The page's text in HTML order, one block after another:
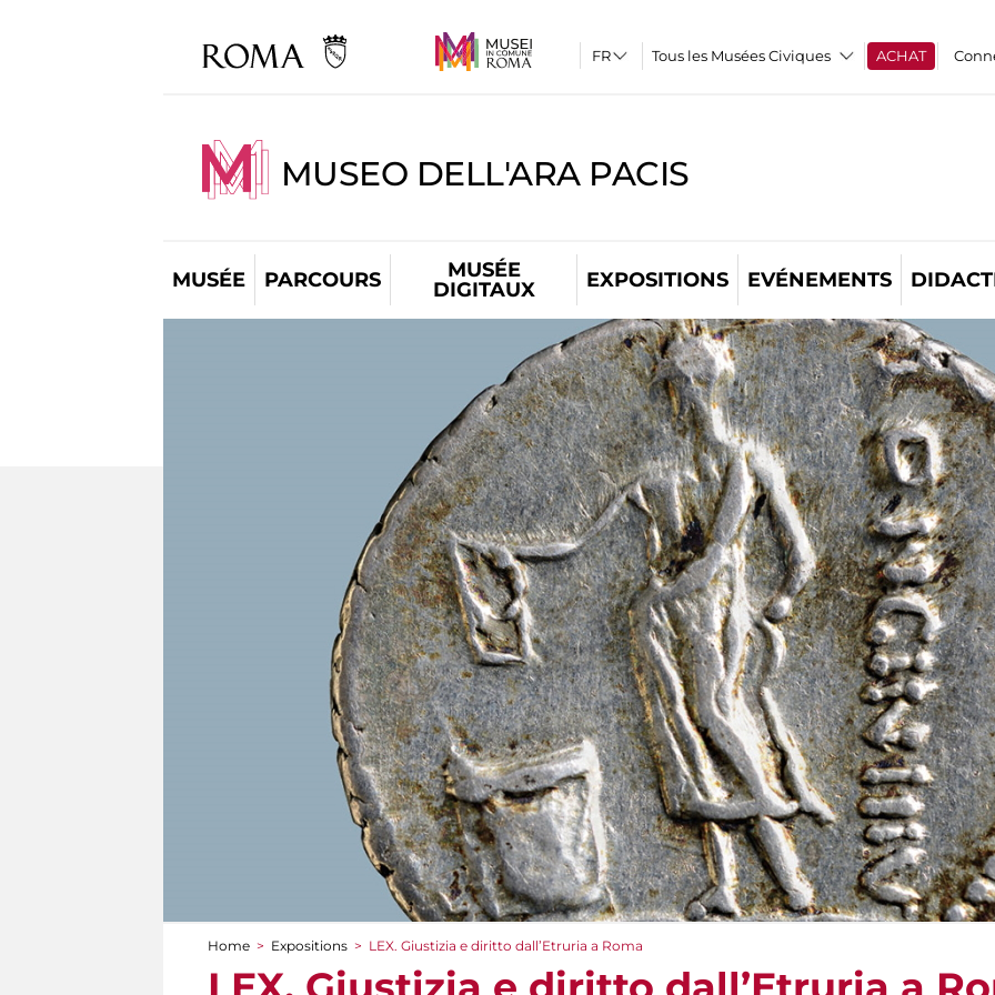
Tous les Musées Civiques ACHAT
MUSEO DELL'ARA PACIS
MUSÉE PARCOURS
MUSÉE
DIGITAUX
EXPOSITIONS EVÉNEMENTS
You are here
Home > Expositions > LEX. Giustizia e diritto dall’Etruria a Roma